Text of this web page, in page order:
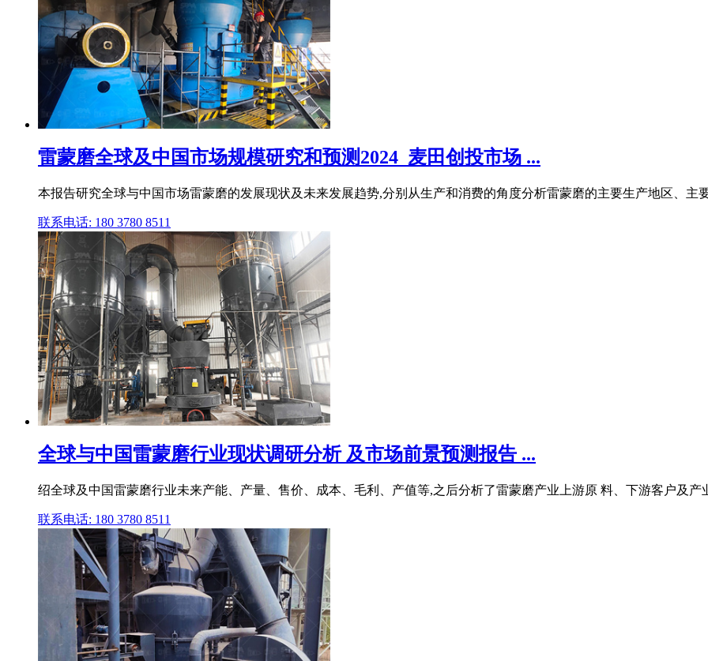
雷蒙磨全球及中国市场规模研究和预测2024_麦田创投市场 ...
本报告研究全球与中国市场雷蒙磨的发展现状及未来发展趋势,分别从生产和消费的角度分析雷蒙磨的主要生产地区、主
联系电话: 180 3780 8511
全球与中国雷蒙磨行业现状调研分析 及市场前景预测报告 ...
绍全球及中国雷蒙磨行业未来产能、产量、售价、成本、毛利、产值等,之后分析了雷蒙磨产业上游原 料、下游客户及
联系电话: 180 3780 8511